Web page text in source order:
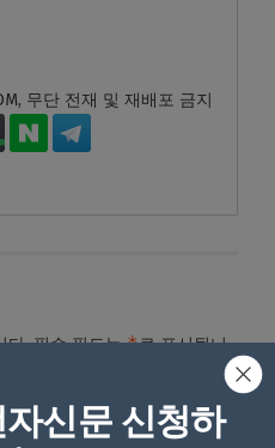
무단 전재 및 재배포 금지
다. 필수 필드는*로 표시됩니
자신문 신청하